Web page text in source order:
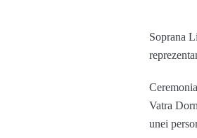
Soprana
Vatra
unei